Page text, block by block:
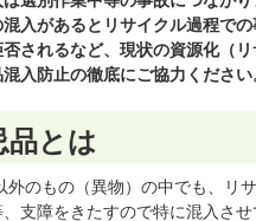
混入があるとリサイクル過程で
されるなど、現状の資源化（
入防止の徹底にご協力ください
品とは
外のもの（異物）の中でも、リ
支障をきたすので特に混入させ